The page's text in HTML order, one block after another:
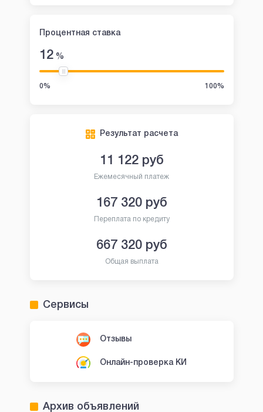
Процентная ставка
12%
0% 100%
Результат расчета
11 122руб
Ежемесячный платеж
167 320руб
Переплата по кредиту
667 320руб
Общая выплата
Сервисы
Отзывы
Онлайн-проверка КИ
Архив объявлений